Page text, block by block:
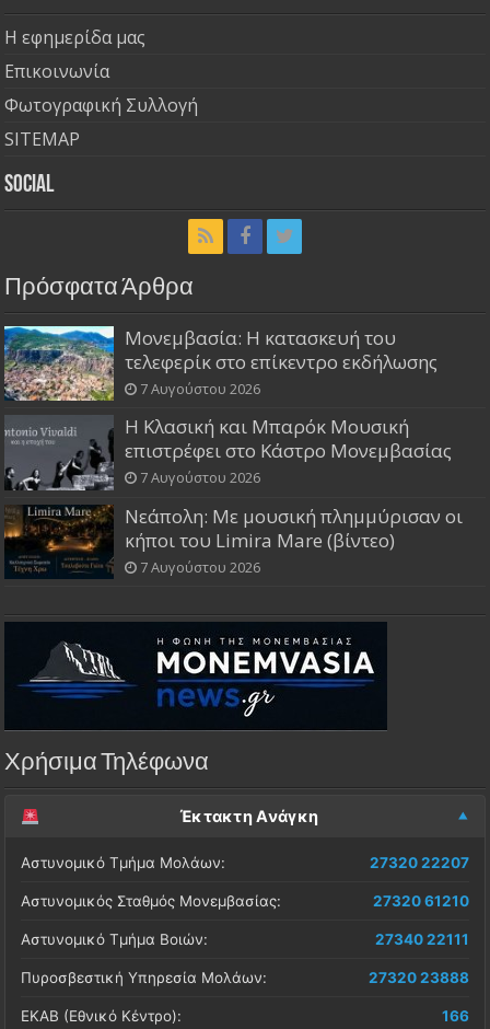
Η εφημερίδα μας
Επικοινωνία
Φωτογραφική Συλλογή
SITEMAP
Social
Πρόσφατα Άρθρα
Μονεμβασία: Η κατασκευή του
τελεφερίκ στο επίκεντρο εκδήλωσης
7 Αυγούστου 2026
Η Κλασική και Μπαρόκ Μουσική
επιστρέφει στο Κάστρο Μονεμβασίας
7 Αυγούστου 2026
Νεάπολη: Με μουσική πλημμύρισαν οι
κήποι του Limira Mare (βίντεο)
7 Αυγούστου 2026
Χρήσιμα Τηλέφωνα
Έκτακτη Ανάγκη
Αστυνομικό Τμήμα Μολάων: 27320 22207
Αστυνομικός Σταθμός Μονεμβασίας: 27320 61210
Αστυνομικό Τμήμα Βοιών: 27340 22111
Πυροσβεστική Υπηρεσία Μολάων: 27320 23888
ΕΚΑΒ (Εθνικό Κέντρο): 166